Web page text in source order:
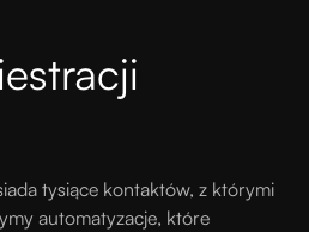
tysiące kontaktów, z którymi
automatyzacje, które